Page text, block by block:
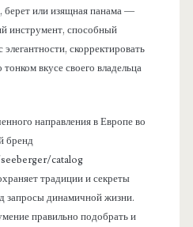
берет или изящная панама —
инструмент, способный
скорректировать
вкусе своего владельца
направления в Европе во
бренд
catalog
традиции и секреты
запросы динамичной жизни.
правильно подобрать и